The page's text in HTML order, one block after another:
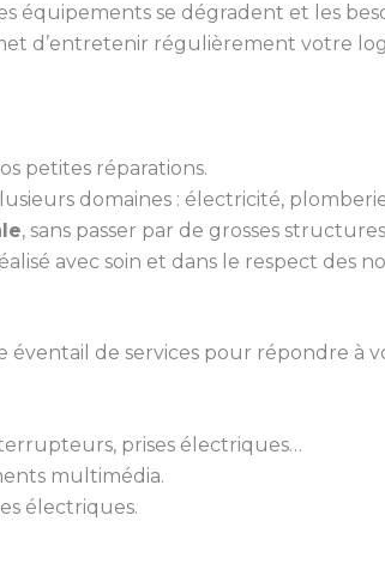
équipements se dégradent et les
d’entretenir régulièrement votre
petites réparations.
domaines : électricité,
, sans passer par de grosses
avec soin et dans le respect des
de services pour répondre à
prises électriques…
multimédia.
électriques.